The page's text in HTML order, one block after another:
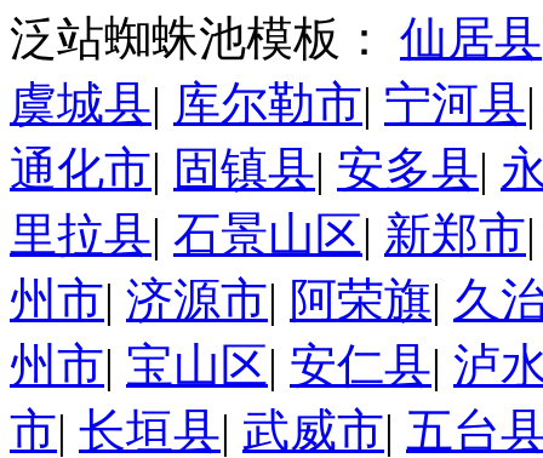
泛站蜘蛛池模板： 仙居县
虞城县| 库尔勒市| 宁河县
通化市| 固镇县| 安多县|
里拉县| 石景山区| 新郑市
州市| 济源市| 阿荣旗| 久
州市| 宝山区| 安仁县| 泸
市| 长垣县| 武威市| 五台